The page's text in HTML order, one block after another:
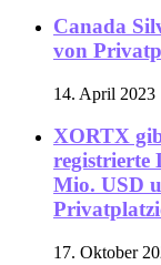
Canada
von
14. April 2023
XORTX
registrierte
Mio. USD
17. Oktober